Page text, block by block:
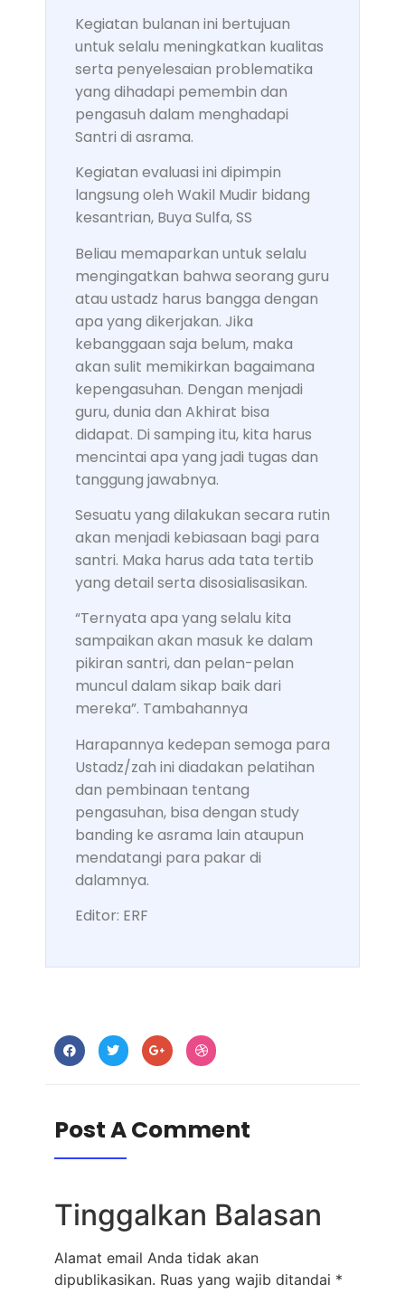
Kegiatan bulanan ini bertujuan
untuk selalu meningkatkan kualitas
serta penyelesaian problematika
yang dihadapi pemembin dan
pengasuh dalam menghadapi
Santri di asrama.
Kegiatan evaluasi ini dipimpin
langsung oleh Wakil Mudir bidang
kesantrian, Buya Sulfa, SS
Beliau memaparkan untuk selalu
mengingatkan bahwa seorang guru
atau ustadz harus bangga dengan
apa yang dikerjakan. Jika
kebanggaan saja belum, maka
akan sulit memikirkan bagaimana
kepengasuhan. Dengan menjadi
guru, dunia dan Akhirat bisa
didapat. Di samping itu, kita harus
mencintai apa yang jadi tugas dan
tanggung jawabnya.
Sesuatu yang dilakukan secara rutin
akan menjadi kebiasaan bagi para
santri. Maka harus ada tata tertib
yang detail serta disosialisasikan.
“Ternyata apa yang selalu kita
sampaikan akan masuk ke dalam
pikiran santri, dan pelan-pelan
muncul dalam sikap baik dari
mereka”. Tambahannya
Harapannya kedepan semoga para
Ustadz/zah ini diadakan pelatihan
dan pembinaan tentang
pengasuhan, bisa dengan study
banding ke asrama lain ataupun
mendatangi para pakar di
dalamnya.
Editor: ERF
Post A Comment
Tinggalkan Balasan
Alamat email Anda tidak akan
dipublikasikan. Ruas yang wajib ditandai *